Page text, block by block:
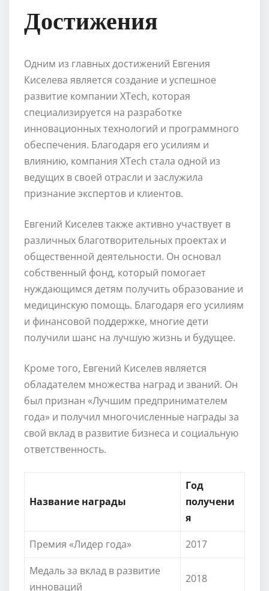
Достижения
Одним из главных достижений Евгения
Киселева является создание и успешное
развитие компании XTech, которая
специализируется на разработке
инновационных технологий и программного
обеспечения. Благодаря его усилиям и
влиянию, компания XTech стала одной из
ведущих в своей отрасли и заслужила
признание экспертов и клиентов.
Евгений Киселев также активно участвует в
различных благотворительных проектах и
общественной деятельности. Он основал
собственный фонд, который помогает
нуждающимся детям получить образование и
медицинскую помощь. Благодаря его усилиям
и финансовой поддержке, многие дети
получили шанс на лучшую жизнь и будущее.
Кроме того, Евгений Киселев является
обладателем множества наград и званий. Он
был признан «Лучшим предпринимателем
года» и получил многочисленные награды за
свой вклад в развитие бизнеса и социальную
ответственность.
Название награды
Год
получени
я
Премия «Лидер года»
2017
Медаль за вклад в развитие
инноваций
2018